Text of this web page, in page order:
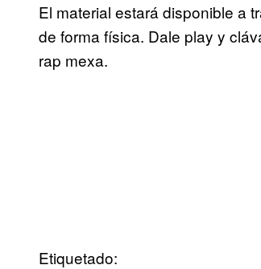
El material estará disponible a
de forma física. Dale play y
rap mexa.
Etiquetado: